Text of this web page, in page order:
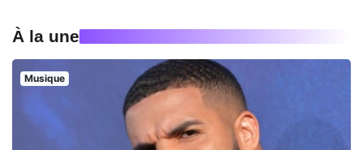
À la une
Musique